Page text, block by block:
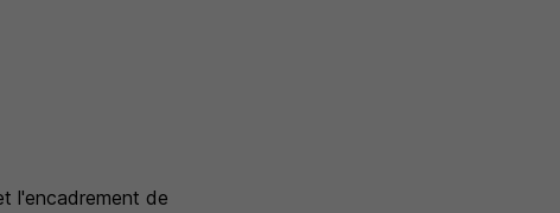
l'encadrement de